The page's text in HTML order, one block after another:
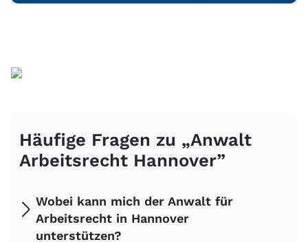
Häufige Fragen zu „Anwalt
Arbeitsrecht Hannover”
Wobei kann mich der Anwalt für
Arbeitsrecht in Hannover
unterstützen?